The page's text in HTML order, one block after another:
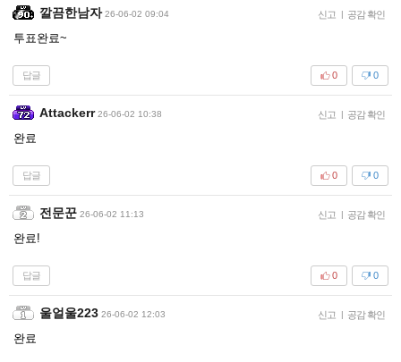
깔끔한남자 26-06-02 09:04 신고 | 공감 확인
투표완료~
답글 0
0
Attackerr 26-06-02 10:38 신고 | 공감 확인
완료
답글 0
0
전문꾼 26-06-02 11:13 신고 | 공감 확인
완료!
답글 0
0
울얼울223 26-06-02 12:03 신고 | 공감 확인
완료